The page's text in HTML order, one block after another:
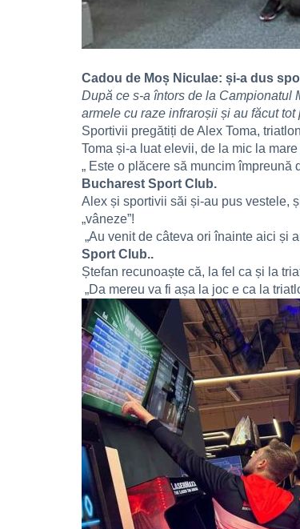
Cadou de Moș Niculae: și-a dus
După ce s-a întors de la Campionatul
armele cu raze infraroșii și au făcut
Sportivii pregătiți de Alex Toma,
Toma și-a luat elevii, de la mic la
„ Este o plăcere să muncim împreună
Bucharest Sport Club.
Alex și sportivii săi și-au pus vestele,
„vâneze”!
„Au venit de câteva ori înainte aici și
Sport Club..
Ștefan recunoaște că, la fel ca și la
„Da mereu va fi așa la joc e ca la